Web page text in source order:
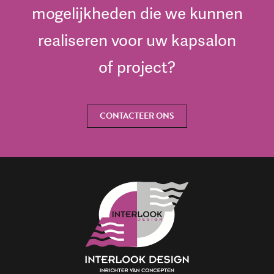
mogelijkheden die we kunnen
realiseren voor uw kapsalon
of project?
CONTACTEER ONS